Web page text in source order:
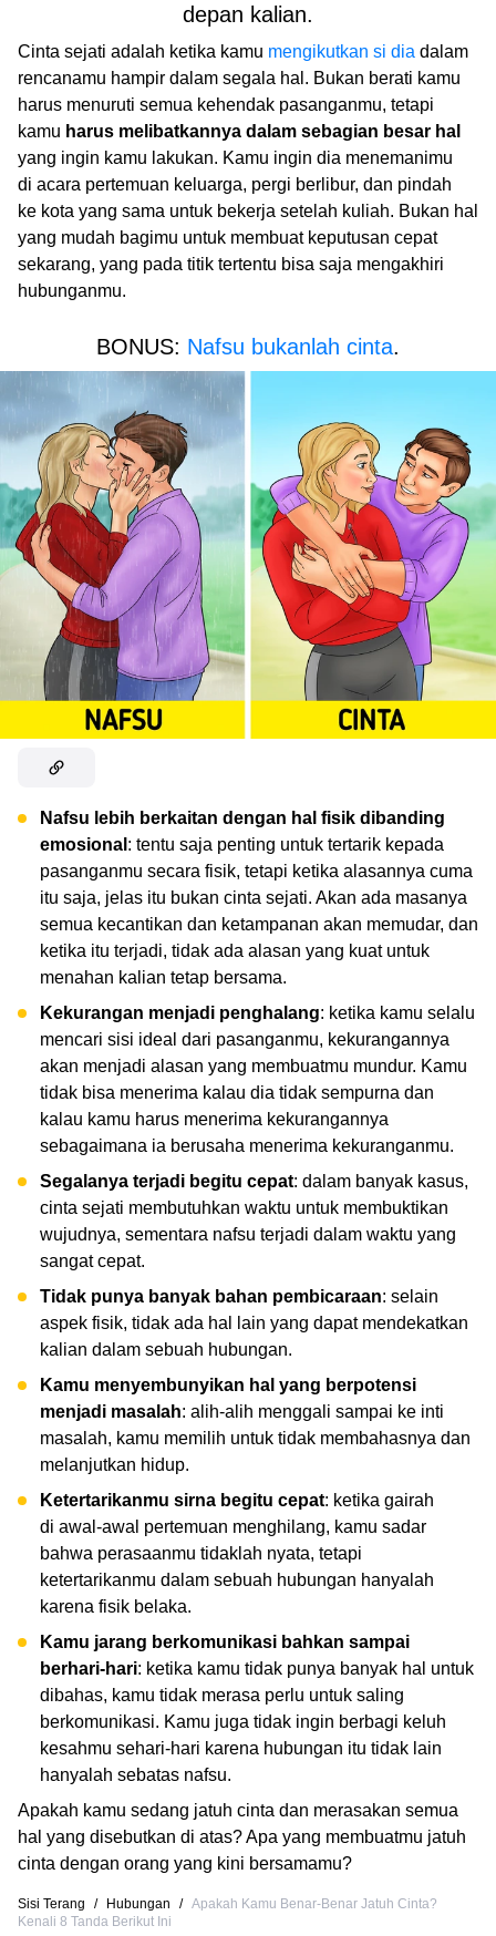
depan kalian.
Cinta sejati adalah ketika kamu mengikutkan si dia dalam
rencanamu hampir dalam segala hal. Bukan berati kamu
harus menuruti semua kehendak pasanganmu, tetapi
kamu harus melibatkannya dalam sebagian besar hal
yang ingin kamu lakukan. Kamu ingin dia menemanimu
di acara pertemuan keluarga, pergi berlibur, dan pindah
ke kota yang sama untuk bekerja setelah kuliah. Bukan hal
yang mudah bagimu untuk membuat keputusan cepat
sekarang, yang pada titik tertentu bisa saja mengakhiri
hubunganmu.
BONUS: Nafsu bukanlah cinta.
Nafsu lebih berkaitan dengan hal fisik dibanding
emosional : tentu saja penting untuk tertarik kepada
pasanganmu secara fisik, tetapi ketika alasannya cuma
itu saja, jelas itu bukan cinta sejati. Akan ada masanya
semua kecantikan dan ketampanan akan memudar, dan
ketika itu terjadi, tidak ada alasan yang kuat untuk
menahan kalian tetap bersama.
Kekurangan menjadi penghalang: ketika kamu selalu
mencari sisi ideal dari pasanganmu, kekurangannya
akan menjadi alasan yang membuatmu mundur. Kamu
tidak bisa menerima kalau dia tidak sempurna dan
kalau kamu harus menerima kekurangannya
sebagaimana ia berusaha menerima kekuranganmu.
Segalanya terjadi begitu cepat: dalam banyak kasus,
cinta sejati membutuhkan waktu untuk membuktikan
wujudnya, sementara nafsu terjadi dalam waktu yang
sangat cepat.
Tidak punya banyak bahan pembicaraan: selain
aspek fisik, tidak ada hal lain yang dapat mendekatkan
kalian dalam sebuah hubungan.
Kamu menyembunyikan hal yang berpotensi
menjadi masalah: alih-alih menggali sampai ke inti
masalah, kamu memilih untuk tidak membahasnya dan
melanjutkan hidup.
Ketertarikanmu sirna begitu cepat: ketika gairah
di awal-awal pertemuan menghilang, kamu sadar
bahwa perasaanmu tidaklah nyata, tetapi
ketertarikanmu dalam sebuah hubungan hanyalah
karena fisik belaka.
Kamu jarang berkomunikasi bahkan sampai
berhari-hari: ketika kamu tidak punya banyak hal untuk
dibahas, kamu tidak merasa perlu untuk saling
berkomunikasi. Kamu juga tidak ingin berbagi keluh
kesahmu sehari-hari karena hubungan itu tidak lain
hanyalah sebatas nafsu.
Apakah kamu sedang jatuh cinta dan merasakan semua
hal yang disebutkan di atas? Apa yang membuatmu jatuh
cinta dengan orang yang kini bersamamu?
Sisi Terang / Hubungan / Apakah Kamu Benar-Benar Jatuh Cinta?
Kenali 8 Tanda Berikut Ini